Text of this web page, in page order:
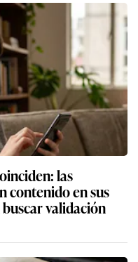
las
contenido en sus
validación